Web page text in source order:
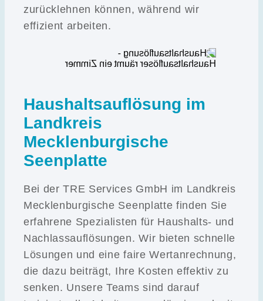
zurücklehnen können, während wir
effizient arbeiten.
Haushaltsauflösung im
Landkreis
Mecklenburgische
Seenplatte
Bei der TRE Services GmbH im Landkreis
Mecklenburgische Seenplatte finden Sie
erfahrene Spezialisten für Haushalts- und
Nachlassauflösungen. Wir bieten schnelle
Lösungen und eine faire Wertanrechnung,
die dazu beiträgt, Ihre Kosten effektiv zu
senken. Unsere Teams sind darauf